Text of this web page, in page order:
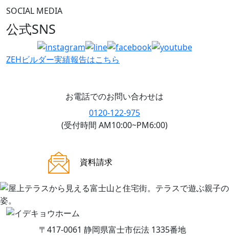
SOCIAL MEDIA
公式SNS
ZEHビルダー実績報告はこちら
お電話でのお問い合わせは
0120-122-975
(受付時間 AM10:00~PM6:00)
資料請求
〒417-0061 静岡県富士市伝法 1335番地